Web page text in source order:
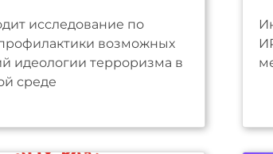
исследование по
возможных
идеологии терроризма в
среде